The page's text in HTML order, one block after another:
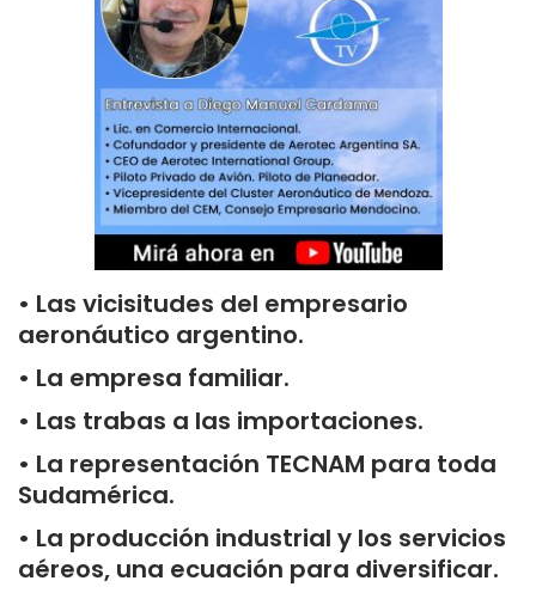
• Las vicisitudes del empresario
aeronáutico argentino.
• La empresa familiar.
• Las trabas a las importaciones.
• La representación TECNAM para toda
Sudamérica.
• La producción industrial y los servicios
aéreos, una ecuación para diversificar.